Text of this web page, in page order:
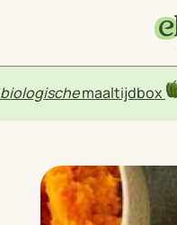
biologischemaaltijdbox